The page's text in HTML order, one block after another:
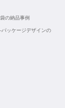
の納品事例
ッケージデザインの